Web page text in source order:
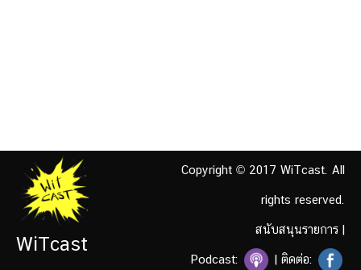
WiTcast
Copyright © 2017 WiTcast. All
rights reserved.
สนับสนุนรายการ |
Podcast: | ติดต่อ: